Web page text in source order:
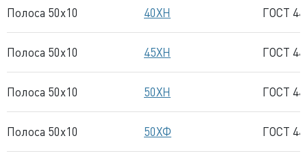
Полоса 50x10 40ХН ГОСТ
Полоса 50x10 45ХН ГОСТ
Полоса 50x10 50ХН ГОСТ
Полоса 50x10 50ХФ ГОСТ